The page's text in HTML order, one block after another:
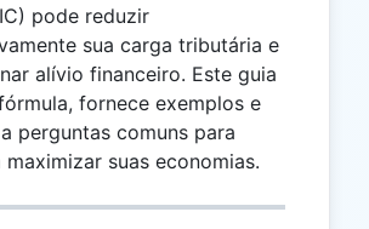
pode reduzir
sua carga tributária e
alívio financeiro. Este guia
fornece exemplos e
perguntas comuns para
suas economias.